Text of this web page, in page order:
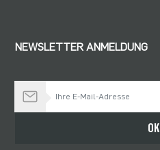
NEWSLETTER ANMELDUNG
OK